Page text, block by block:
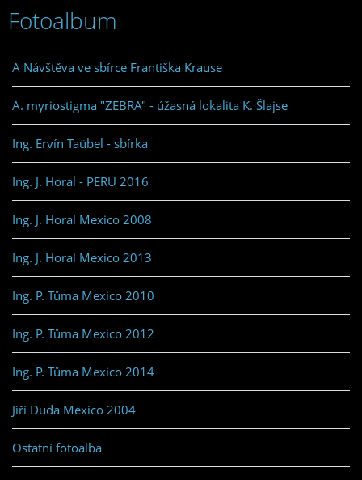
Fotoalbum
A Návštěva ve sbírce Františka Krause
A. myriostigma "ZEBRA" - úžasná lokalita K. Šlajse
Ing. Ervín Taübel - sbírka
Ing. J. Horal - PERU 2016
Ing. J. Horal Mexico 2008
Ing. J. Horal Mexico 2013
Ing. P. Tůma Mexico 2010
Ing. P. Tůma Mexico 2012
Ing. P. Tůma Mexico 2014
Jiří Duda Mexico 2004
Ostatní fotoalba